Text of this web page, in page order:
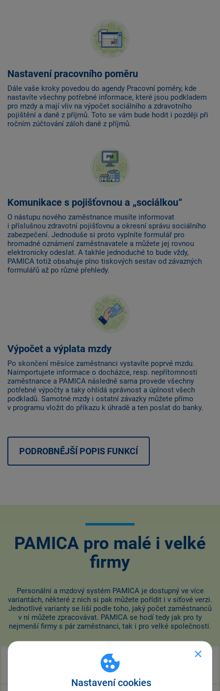
Nastavení cookies
Nastavení pracovního poměru
Dále vaše kroky povedou do agendy Pracovní poměry, kde
nastavíte všechny potřebné informace, které jsou podkladem
pro mzdy a mají vliv na výpočet sociálního a zdravotního
pojištění a daně z příjmů. Toto se vám bude hodit i později při
ročním zúčtování záloh daně z příjmů.
Komunikace s pojišťovnou a „sociálkou“
O nástupu nového zaměstnance musíte informovat
i příslušnou zdravotní pojišťovnu a okresní správu sociálního
zabezpečení. Jednoduše si proto vyplníte formulář pro
hromadné oznámení zaměstnavatele a můžete jej rovnou
elektronicky odeslat. A takhle jednoduché to bude vždy,
PAMICA totiž obsahuje plno tiskových sestav od závazných
formulářů až po různé přehledy.
Výpočet a výplata mzdy
Po skončení měsíce zaměstnanci vystavíte poprvé mzdu.
Naimportujete informace o docházce, resp. nepřítomnosti
zaměstnance a PAMICA následně sama provede všechny
potřebné výpočty a taky ohlídá správnost a úplnost všech
podkladů. Samotné mzdy i ostatní závazky můžete přímo
v programu vložit do příkazu k úhradě a ten poslat do banky.
PODROBNĚJŠÍ POPIS FUNKCÍ
PAMICA pro malé i velké
firmy
Personální a mzdový systém PAMICA je dostupný ve více
variantách, některé z nich si pak můžete pořídit i v síťové verzi.
Jednotlivé varianty se liší podle toho, jaký počet zaměstnanců
v ní můžete zpracovávat. PAMICA se hodí tedy jak pro ty
nejmenší firmy s pár zaměstnanci, tak i pro velké společnosti.
do 20 zaměstnanců